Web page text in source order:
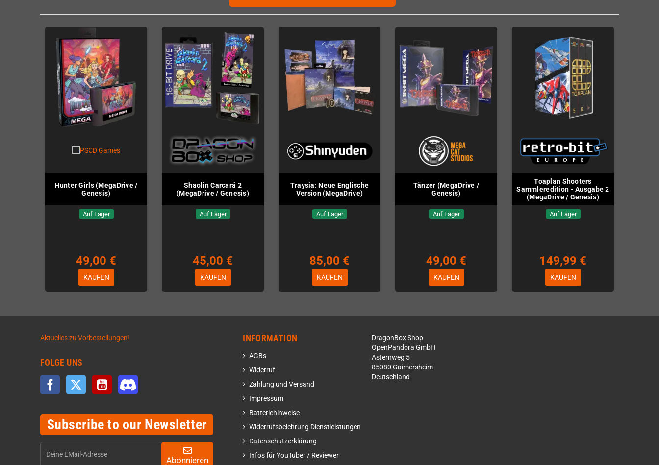
Hunter Girls (MegaDrive /
Genesis)
Auf Lager
49,00 €
KAUFEN
Shaolin Carcará 2
(MegaDrive / Genesis)
Auf Lager
45,00 €
KAUFEN
Traysia: Neue Englische
Version (MegaDrive)
Auf Lager
85,00 €
KAUFEN
Tänzer (MegaDrive /
Genesis)
Auf Lager
49,00 €
KAUFEN
Toaplan Shooters
Sammleredition - Ausgabe 2
(MegaDrive / Genesis)
Auf Lager
149,99 €
KAUFEN
Aktuelles zu Vorbestellungen!
FOLGE UNS
Facebook Twitter YouTube
Subscribe to our Newsletter
Abonnieren
INFORMATION
AGBs
Widerruf
Zahlung und Versand
Impressum
Batteriehinweise
Widerrufsbelehrung Dienstleistungen
Datenschutzerklärung
Infos für YouTuber / Reviewer
DragonBox Shop
OpenPandora GmbH
Asternweg 5
85080 Gaimersheim
Deutschland